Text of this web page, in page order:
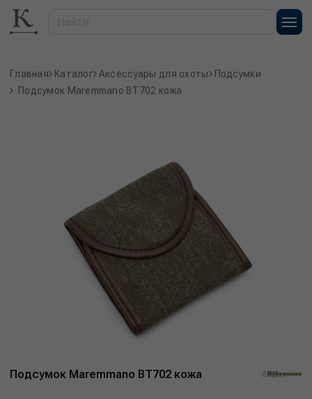
Главная Каталог Аксессуары для охоты
Подсумки
Подсумок Maremmano BT702 кожа
Подсумок Maremmano BT702 кожа